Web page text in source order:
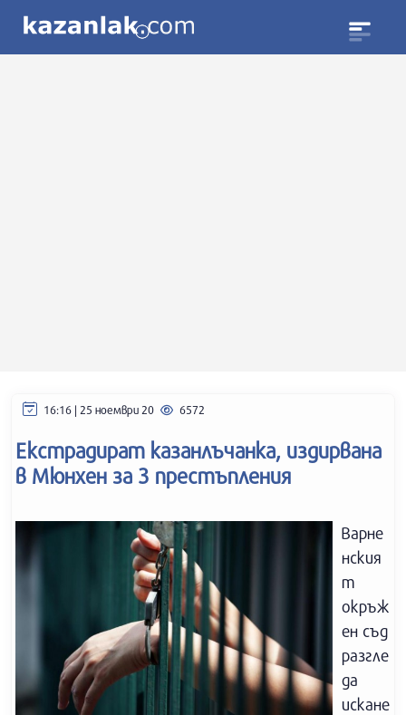
16:16 | 25 ноември 20 6572
Екстрадират казанлъчанка, издирвана
в Мюнхен за 3 престъпления
Варне
нския
т
окръж
ен съд
разгле
да
искане